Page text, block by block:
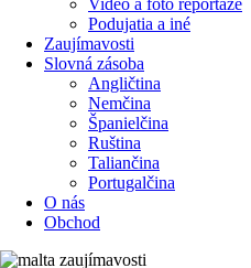
Video a foto reportáže
Podujatia a iné
Zaujímavosti
Slovná zásoba
Angličtina
Nemčina
Španielčina
Ruština
Taliančina
Portugalčina
O nás
Obchod